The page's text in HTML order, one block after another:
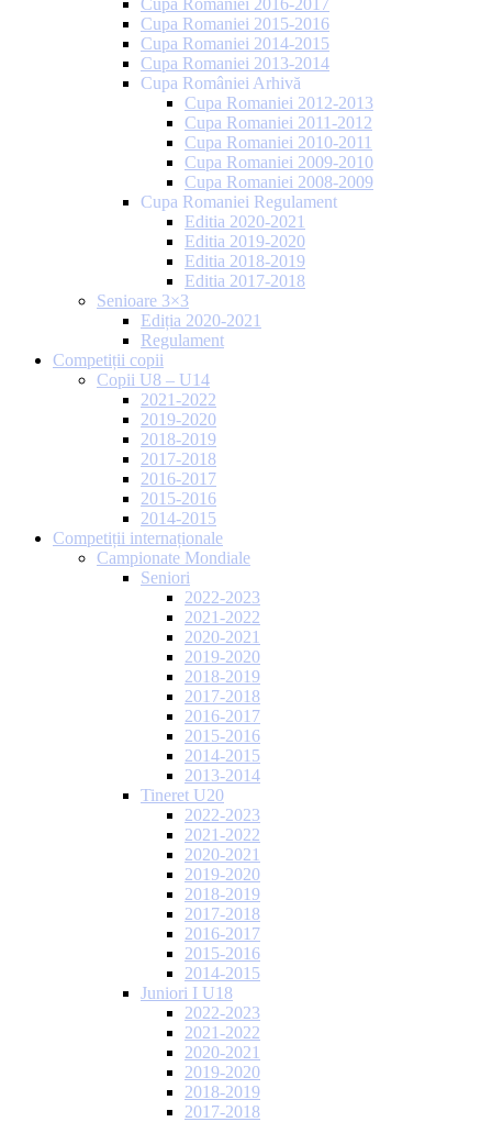
Cupa Romaniei 2016-2017
Cupa Romaniei 2015-2016
Cupa Romaniei 2014-2015
Cupa Romaniei 2013-2014
Cupa României Arhivă
Cupa Romaniei 2012-2013
Cupa Romaniei 2011-2012
Cupa Romaniei 2010-2011
Cupa Romaniei 2009-2010
Cupa Romaniei 2008-2009
Cupa Romaniei Regulament
Editia 2020-2021
Editia 2019-2020
Editia 2018-2019
Editia 2017-2018
Senioare 3×3
Ediția 2020-2021
Regulament
Competiții copii
Copii U8 – U14
2021-2022
2019-2020
2018-2019
2017-2018
2016-2017
2015-2016
2014-2015
Competiții internaționale
Campionate Mondiale
Seniori
2022-2023
2021-2022
2020-2021
2019-2020
2018-2019
2017-2018
2016-2017
2015-2016
2014-2015
2013-2014
Tineret U20
2022-2023
2021-2022
2020-2021
2019-2020
2018-2019
2017-2018
2016-2017
2015-2016
2014-2015
Juniori I U18
2022-2023
2021-2022
2020-2021
2019-2020
2018-2019
2017-2018